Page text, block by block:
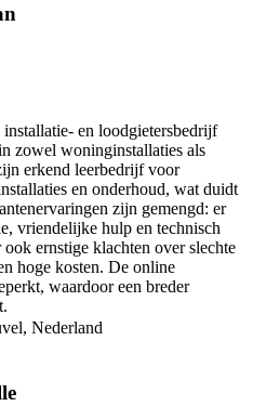
en loodgietersbedrijf
zowel woninginstallaties als
erkend leerbedrijf voor
en onderhoud, wat duidt
zijn gemengd: er
vriendelijke hulp en technisch
ernstige klachten over slechte
hoge kosten. De online
waardoor een breder
Nederland